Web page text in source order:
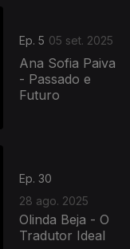
Ep. 5 05 set. 2025
Ana Sofia Paiva
- Passado e
Futuro
Ep. 30
28 ago. 2025
Olinda Beja - O
Tradutor Ideal